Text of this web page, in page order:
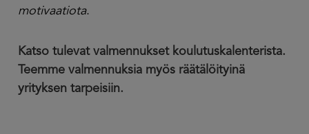
motivaatiota.
Katso tulevat valmennukset koulutuskalenterista.
Teemme valmennuksia myös räätälöityinä
yrityksen tarpeisiin.